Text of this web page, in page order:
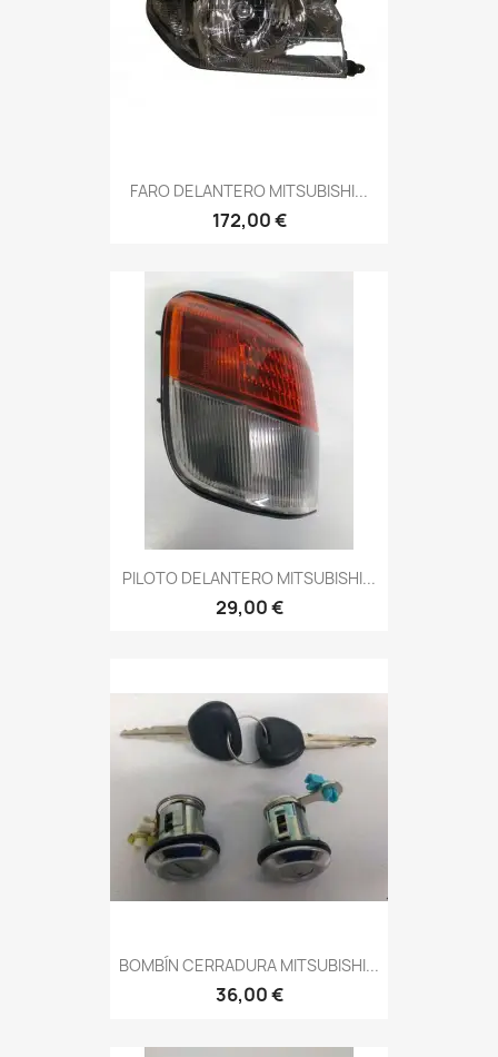
FARO DELANTERO MITSUBISHI...
172,00 €
PILOTO DELANTERO MITSUBISHI...
29,00 €
BOMBÍN CERRADURA MITSUBISHI...
36,00 €